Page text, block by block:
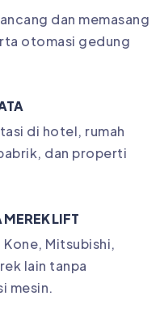
dan memasang
otomasi gedung
di hotel, rumah
dan properti
LIFT
Mitsubishi,
lain tanpa
mesin.